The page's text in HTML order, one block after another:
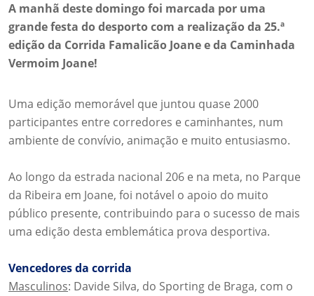
A manhã deste domingo foi marcada por uma
grande festa do desporto com a realização da 25.ª
edição da Corrida Famalicão Joane e da Caminhada
Vermoim Joane!
Uma edição memorável que juntou quase 2000
participantes entre corredores e caminhantes, num
ambiente de convívio, animação e muito entusiasmo.
Ao longo da estrada nacional 206 e na meta, no Parque
da Ribeira em Joane, foi notável o apoio do muito
público presente, contribuindo para o sucesso de mais
uma edição desta emblemática prova desportiva.
Vencedores da corrida
Masculinos: Davide Silva, do Sporting de Braga, com o